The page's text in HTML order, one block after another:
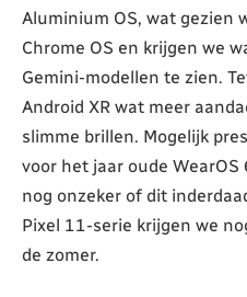
Aluminium OS, wat gezien
Chrome OS en krijgen we
Gemini-modellen te zien.
Android XR wat meer
slimme brillen. Mogelijk
voor het jaar oude
nog onzeker of dit
Pixel 11-serie krijgen we
de zomer.